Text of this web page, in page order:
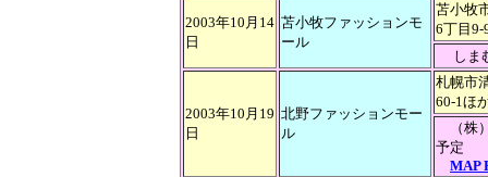
2003年10月14
日
苫小牧ファッションモ
ール
苫小牧
6丁目9-
しま
2003年10月19
日
北野ファッションモー
ル
札幌市
60-1ほ
（株
予定
MAP